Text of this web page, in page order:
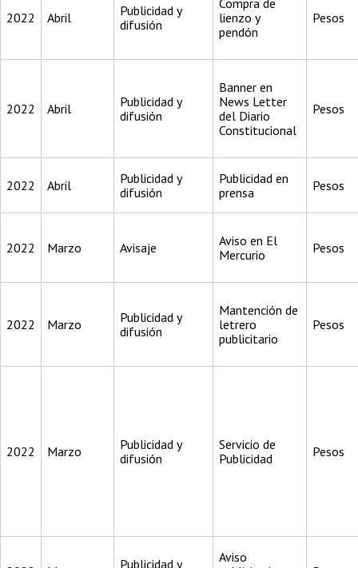
2022 Abril
Publicidad y
difusión
Compra de
lienzo y
pendón
Pesos
2022 Abril
Publicidad y
difusión
Banner en
News Letter
del Diario
Constitucional
Pesos
2022 Abril
Publicidad y
difusión
Publicidad en
prensa
Pesos
2022 Marzo Avisaje
Aviso en El
Mercurio
Pesos
2022 Marzo
Publicidad y
difusión
Mantención de
letrero
publicitario
Pesos
2022 Marzo
Publicidad y
difusión
Servicio de
Publicidad
Pesos
Publicidad y
Aviso